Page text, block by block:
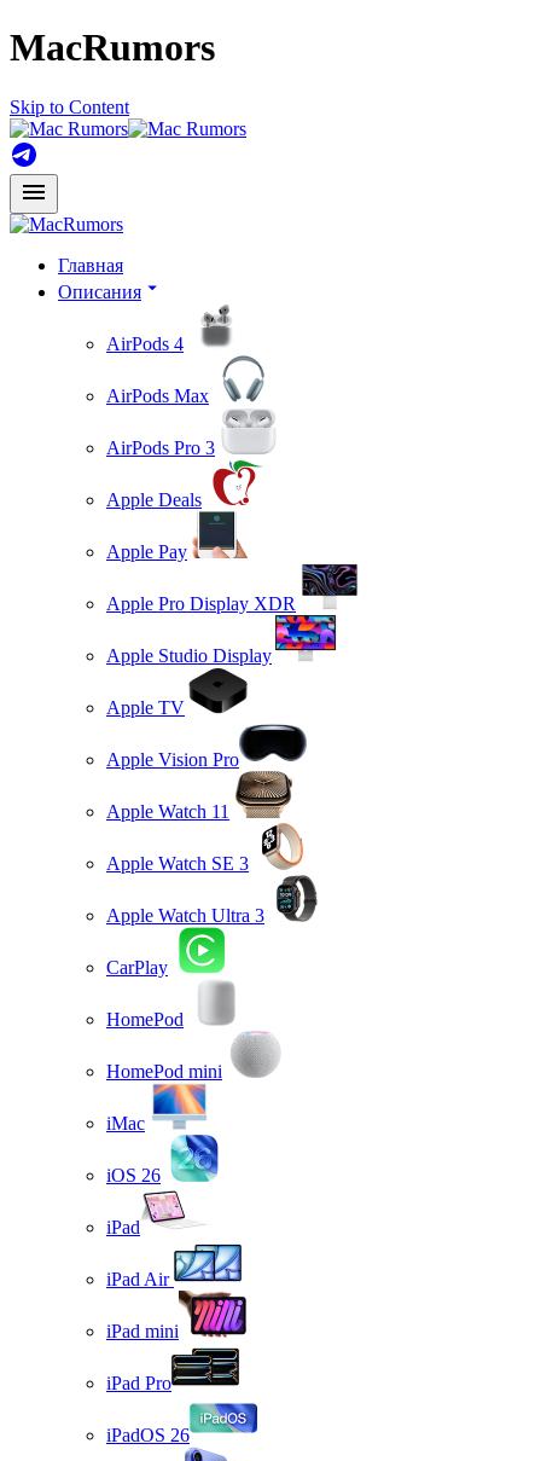
MacRumors
Skip to Content
Главная
Описания
AirPods 4
AirPods Max
AirPods Pro 3
Apple Deals
Apple Pay
Apple Pro Display XDR
Apple Studio Display
Apple TV
Apple Vision Pro
Apple Watch 11
Apple Watch SE 3
Apple Watch Ultra 3
CarPlay
HomePod
HomePod mini
iMac
iOS 26
iPad
iPad Air
iPad mini
iPad Pro
iPadOS 26